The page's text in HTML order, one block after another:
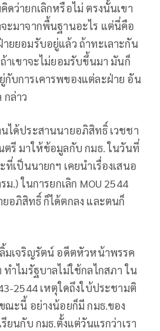
ดว่ายกเลิกหรือไม่ ตรงนั้นเขา
ะมาจากพื้นฐานอะไร แต่นี่คือ
ยยอมรับอยู่แล้ว ถ้าทะเลาะกัน
าเขาจะไม่ยอมรับขึ้นมา มันก็
บการเคารพของแต่ละฝ่าย อัน
ล่าว
ได้ประสานนายอภิสิทธิ์ เวชชา
รี มาให้ข้อมูลกับ กมธ. ในวันที่
เป็นนายกฯ เคยนำเรื่องเสนอ
.) ในการยกเลิก MOU 2544
ยอภิสิทธิ์ ก็ได้ตกลง และตนก็
มเจริญรัตน์ อดีตหัวหน้าพรรค
ทำไมรัฐบาลไม่ใช้กลไกสภา ใน
2544 เหตุใดถึงใบ้ประชามติ
ณะนี้ อย่างน้อยก็มี กมธ.ของ
ยนกับ กมธ.ตั้งแต่วันแรกว่าเรา